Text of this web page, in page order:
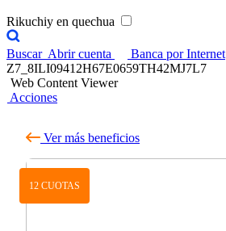
Rikuchiy en quechua
Buscar Abrir cuenta
Banca por Internet
Z7_8ILI09412H67E0659TH42MJ7L7
Web Content Viewer
Acciones
Ver más beneficios
12 CUOTAS